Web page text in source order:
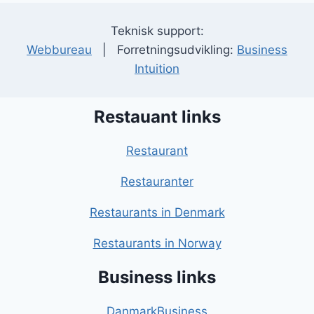
Teknisk support:
Webbureau | Forretningsudvikling: Business
Intuition
Restauant links
Restaurant
Restauranter
Restaurants in Denmark
Restaurants in Norway
Business links